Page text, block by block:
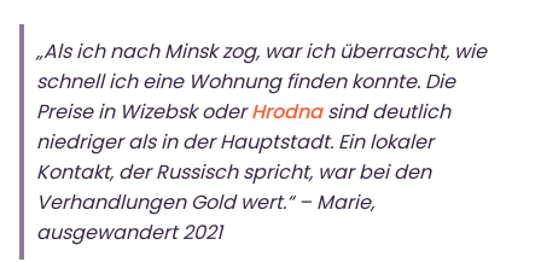
„Als ich nach Minsk zog, war ich überrascht, wie
schnell ich eine Wohnung finden konnte. Die
Preise in Wizebsk oderHrodnasind deutlich
niedriger als in der Hauptstadt. Ein lokaler
Kontakt, der Russisch spricht, war bei den
Verhandlungen Gold wert.“ – Marie,
ausgewandert 2021